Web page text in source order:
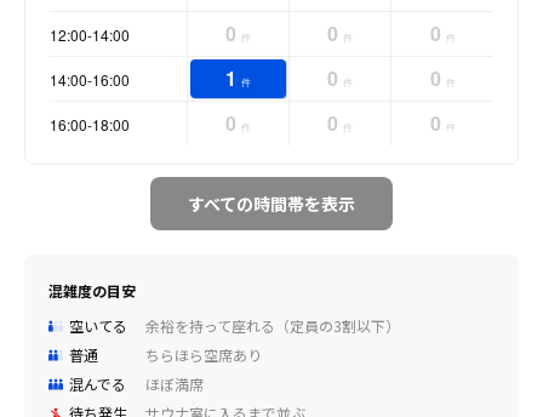
12:00-14:00 0 件 0 件 0 件
14:00-16:00 1 件 0 件 0 件
16:00-18:00 0 件 0 件 0 件
すべての時間帯を表示
混雑度の目安
空いてる
余裕を持って座れる（定員の3割以下）
普通
ちらほら空席あり
混んでる
ほぼ満席
待ち発生
サウナ室に入るまで並ぶ